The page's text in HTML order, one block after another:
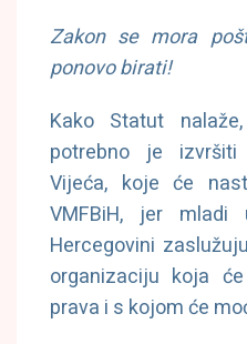
Zakon se mora
ponovo birati!
Kako Statut
potrebno je
Vijeća, koje će
VMFBiH, jer
Hercegovini
organizaciju koja
prava i s kojom će